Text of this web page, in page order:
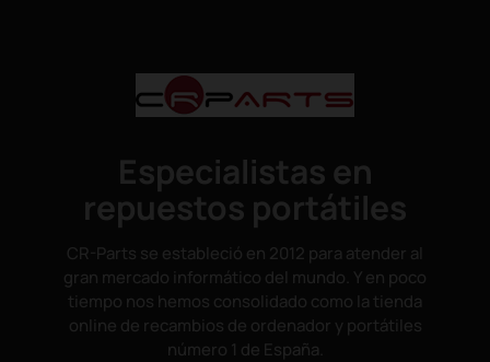
Especialistas en
repuestos portátiles
CR-Parts se estableció en 2012 para atender al
gran mercado informático del mundo. Y en poco
tiempo nos hemos consolidado como la tienda
online de recambios de ordenador y portátiles
número 1 de España.